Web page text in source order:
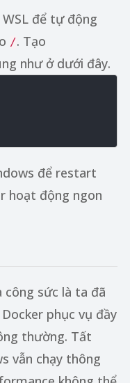
để tự động
/. Tạo
như ở dưới đây.
để restart
hoạt động ngon
sức là ta đã
phục vụ đầy
thường. Tất
vẫn chạy thông